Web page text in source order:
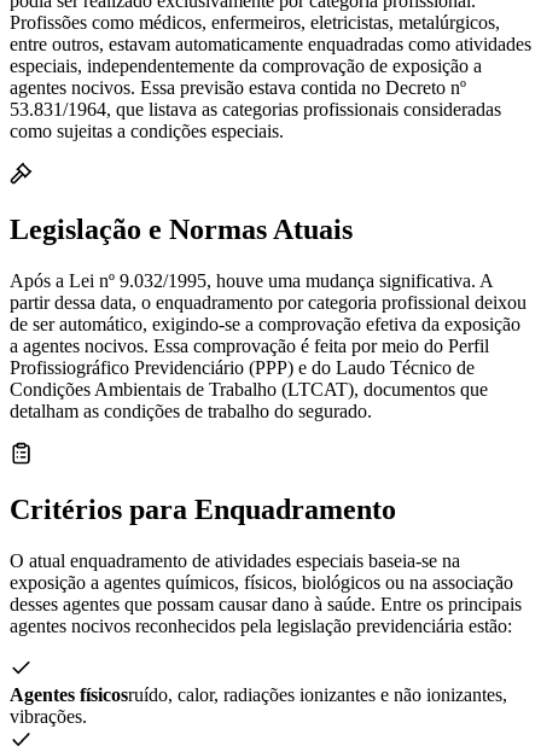
Profissões como médicos, enfermeiros, eletricistas, metalúrgicos,
entre outros, estavam automaticamente enquadradas como atividades
especiais, independentemente da comprovação de exposição a
agentes nocivos. Essa previsão estava contida no Decreto nº
53.831/1964, que listava as categorias profissionais consideradas
como sujeitas a condições especiais.
Legislação e Normas Atuais
Após a Lei nº 9.032/1995, houve uma mudança significativa. A
partir dessa data, o enquadramento por categoria profissional deixou
de ser automático, exigindo-se a comprovação efetiva da exposição
a agentes nocivos. Essa comprovação é feita por meio do Perfil
Profissiográfico Previdenciário (PPP) e do Laudo Técnico de
Condições Ambientais de Trabalho (LTCAT), documentos que
detalham as condições de trabalho do segurado.
Critérios para Enquadramento
O atual enquadramento de atividades especiais baseia-se na
exposição a agentes químicos, físicos, biológicos ou na associação
desses agentes que possam causar dano à saúde. Entre os principais
agentes nocivos reconhecidos pela legislação previdenciária estão:
Agentes físicosruído, calor, radiações ionizantes e não ionizantes,
vibrações.